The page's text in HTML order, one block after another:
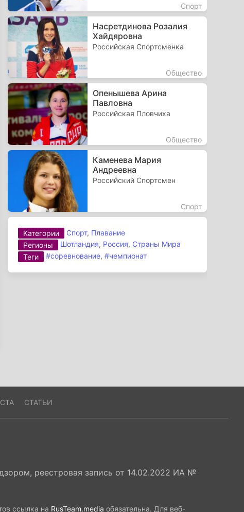
Спорт
Насретдинова Розалия
Хайдяровна
Российская Спортсменка
Общество
Опенышева Арина
Павловна
Российская Пловчиха
Общество
Каменева Мария
Андреевна
Российский Спортсмен
Спорт
Категории Спорт, Плавание
Регионы
Шотландия, Россия, Страны Мира
Теги
#соревнование,#чемпионат
СТАТЬИ
реестровая запись от 14.02.2022 ИА №
ссылка на RusTeam.media обязательна. Для веб-